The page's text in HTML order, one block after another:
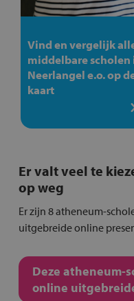
Vind en vergelijk
middelbare scholen
Neerlangel e.o. op
kaart
Er valt veel te
op weg
Er zijn 8 atheneum-
uitgebreide online
Deze atheneum-
online